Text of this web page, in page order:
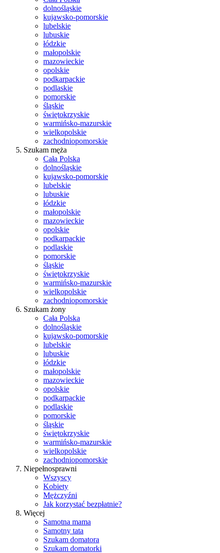
dolnośląskie
kujawsko-pomorskie
lubelskie
lubuskie
łódzkie
małopolskie
mazowieckie
opolskie
podkarpackie
podlaskie
pomorskie
śląskie
świętokrzyskie
warmińsko-mazurskie
wielkopolskie
zachodniopomorskie
Szukam męża
Cała Polska
dolnośląskie
kujawsko-pomorskie
lubelskie
lubuskie
łódzkie
małopolskie
mazowieckie
opolskie
podkarpackie
podlaskie
pomorskie
śląskie
świętokrzyskie
warmińsko-mazurskie
wielkopolskie
zachodniopomorskie
Szukam żony
Cała Polska
dolnośląskie
kujawsko-pomorskie
lubelskie
lubuskie
łódzkie
małopolskie
mazowieckie
opolskie
podkarpackie
podlaskie
pomorskie
śląskie
świętokrzyskie
warmińsko-mazurskie
wielkopolskie
zachodniopomorskie
Niepełnosprawni
Wszyscy
Kobiety
Mężczyźni
Jak korzystać bezpłatnie?
Więcej
Samotna mama
Samotny tata
Szukam domatora
Szukam domatorki